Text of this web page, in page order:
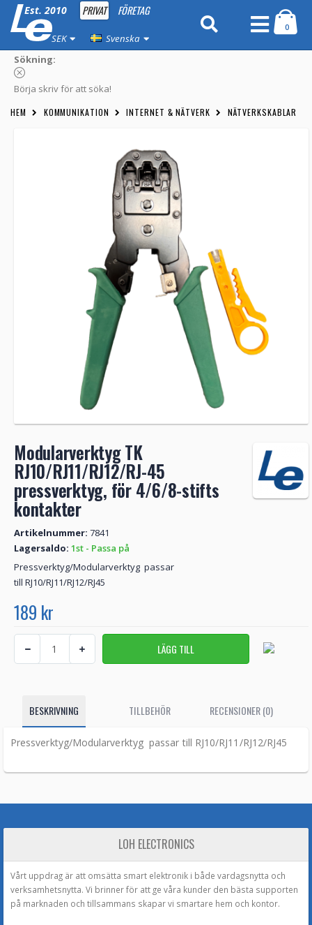
Est. 2010 PRIVAT FÖRETAG
SEK Svenska
0
Sökning:
Börja skriv för att söka!
HEM KOMMUNIKATION INTERNET & NÄTVERK NÄTVERKSKABLAR
Modularverktyg TK
RJ10/RJ11/RJ12/RJ-45
pressverktyg, för 4/6/8-stifts
kontakter
Artikelnummer: 7841
Lagersaldo: 1st - Passa på
Pressverktyg/Modularverktyg passar
till RJ10/RJ11/RJ12/RJ45
189 kr
BESKRIVNING TILLBEHÖR RECENSIONER (0)
Pressverktyg/Modularverktyg passar till RJ10/RJ11/RJ12/RJ45
LOH ELECTRONICS
Vårt uppdrag är att omsätta smart elektronik i både vardagsnytta och
verksamhetsnytta. Vi brinner för att ge våra kunder den bästa supporten
på marknaden och tillsammans skapar vi smartare hem och kontor.